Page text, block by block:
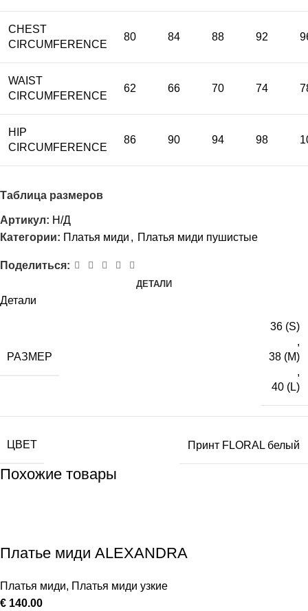
CHEST
CIRCUMFERENCE
80 84 88 92
WAIST
CIRCUMFERENCE
62 66 70 74
HIP
CIRCUMFERENCE
86 90 94 98
Таблица размеров
Артикул: Н/Д
Категории: Платья миди , Платья миди пушистые
Поделиться:
ДЕТАЛИ
Детали
РАЗМЕР
36 (S)
,
38 (M)
,
40 (L)
ЦВЕТ Принт FLORAL белый
Похожие товары
Платье миди ALEXANDRA
Платья миди, Платья миди узкие
€ 140.00